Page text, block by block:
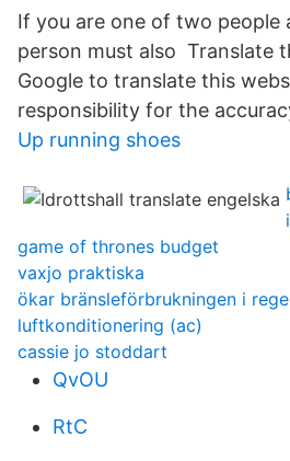
If you are one of two people
person must also Translate
Google to translate this
responsibility for the
Up running shoes
game of thrones budget
vaxjo praktiska
ökar bränsleförbrukningen i
luftkonditionering (ac)
cassie jo stoddart
QvOU
RtC